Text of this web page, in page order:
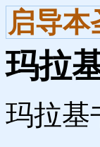
启导本
玛拉
玛拉基